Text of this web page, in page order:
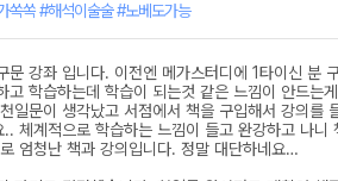
쏙쏙 #해석이술술 #노베도가능
문 강좌 입니다. 이전엔 메가스터디에 1타이신 분
고 학습하는데 학습이 되는것 같은 느낌이 안드는
일문이 생각났고 서점에서 책을 구입해서 강의를
.. 체계적으로 학습하는 느낌이 들고 완강하고 나
엄청난 책과 강의입니다. 정말 대단하네요…